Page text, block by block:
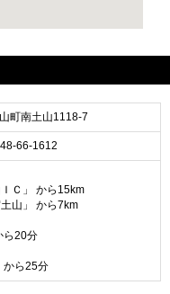
町南土山1118-7
66-1612
Ｃ」 から15km
山」 から7km
ら20分
から25分